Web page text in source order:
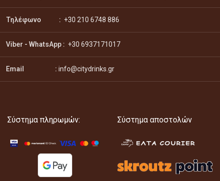
Τηλέφωνο : +30 210 6748 886
Viber - WhatsApp : +30 6937171017
Email : info@citydrinks.gr
Σύστημα πληρωμών: Σύστημα αποστολών